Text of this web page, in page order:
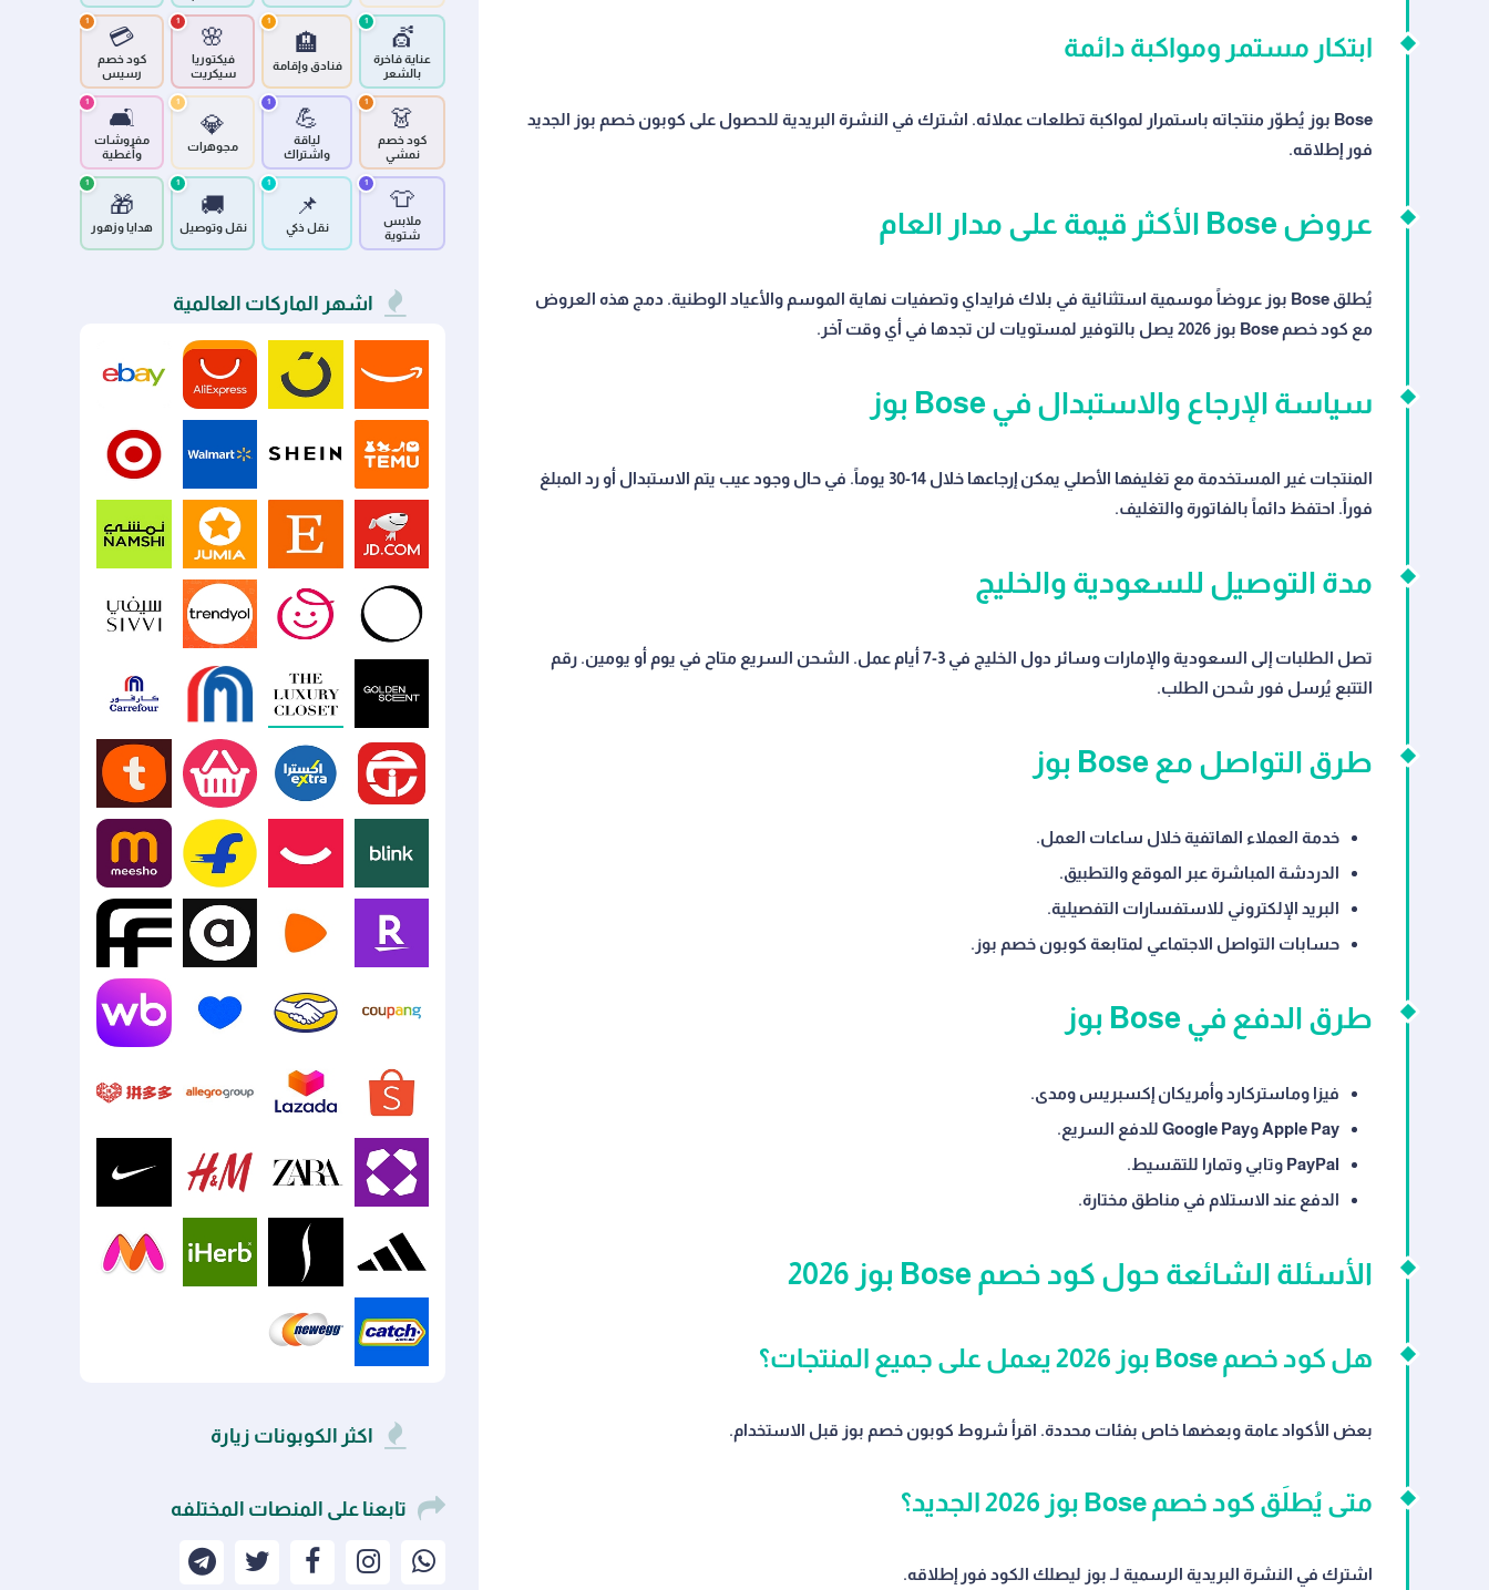
ابتكار مستمر ومواكبة دائمة
Bose بوز يُطوّر منتجاته باستمرار لمواكبة تطلعات عملائه. اشترك في النشرة البريدية للحصول على كوبون خصم بوز الجديد
فور إطلاقه.
عروض Bose الأكثر قيمة على مدار العام
يُطلق Bose بوز عروضاً موسمية استثنائية في بلاك فرايداي وتصفيات نهاية الموسم والأعياد الوطنية. دمج هذه العروض
مع كود خصم Bose بوز 2026 يصل بالتوفير لمستويات لن تجدها في أي وقت آخر.
سياسة الإرجاع والاستبدال في Bose بوز
المنتجات غير المستخدمة مع تغليفها الأصلي يمكن إرجاعها خلال 14-30 يوماً. في حال وجود عيب يتم الاستبدال أو رد المبلغ
فوراً. احتفظ دائماً بالفاتورة والتغليف.
مدة التوصيل للسعودية والخليج
تصل الطلبات إلى السعودية والإمارات وسائر دول الخليج في 3-7 أيام عمل. الشحن السريع متاح في يوم أو يومين. رقم
التتبع يُرسل فور شحن الطلب.
طرق التواصل مع Bose بوز
خدمة العملاء الهاتفية خلال ساعات العمل.
الدردشة المباشرة عبر الموقع والتطبيق.
البريد الإلكتروني للاستفسارات التفصيلية.
حسابات التواصل الاجتماعي لمتابعة كوبون خصم بوز.
طرق الدفع في Bose بوز
فيزا وماستركارد وأمريكان إكسبريس ومدى.
Apple Pay وGoogle Pay للدفع السريع.
PayPal وتابي وتمارا للتقسيط.
الدفع عند الاستلام في مناطق مختارة.
الأسئلة الشائعة حول كود خصم Bose بوز 2026
هل كود خصم Bose بوز 2026 يعمل على جميع المنتجات؟
بعض الأكواد عامة وبعضها خاص بفئات محددة. اقرأ شروط كوبون خصم بوز قبل الاستخدام.
متى يُطلَق كود خصم Bose بوز 2026 الجديد؟
اشترك في النشرة البريدية الرسمية لـ بوز ليصلك الكود فور إطلاقه.
💇
عناية فاخرة
بالشعر
1
🏨
فنادق وإقامة
1
🌸
فيكتوريا
سيكريت
1
💳
كود خصم
رسيس
1
👗
كود خصم
نمشي
1
💪
لياقة
واشتراك
1
💎
مجوهرات
1
🛋️
مفروشات
وأغطية
1
👕
ملابس
شتوية
1
📌
نقل ذكي
1
🚚
نقل وتوصيل
1
🎁
هدايا وزهور
1
اشهر الماركات العالمية
Amazon
Noon
AliExpress
eBay
Temu
SHEIN
Walmart
Target
JD.com
Etsy
Jumia
Namshi
Ounass
Mumzworld
Trendyol
Sivvi
GoldenScent
The
Luxury
Closet
Carrefour
UAE
Carrefour
Egypt
Jarir
Extra
Instashop
Blink
Digikala
Flipkart
Meesho
Rakuten
Zalando
ASOS
Farfetch
Coupang
Mercado
Libre
Ozon
Wildberries
Shopee
Lazada
Allegro
Pinduoduo
Wayfair
Zara
H&M
Nike
Adidas
Sephora
اكثر الكوبونات زيارة
تابعنا على المنصات المختلفه